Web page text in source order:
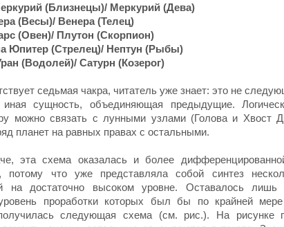
(Близнецы)/ Меркурий (Дева)
(Весы)/ Венера (Телец)
(Овен)/ Плутон (Скорпион)
Юпитер (Стрелец)/ Нептун (Рыбы)
(Водолей)/ Сатурн (Козерог)
седьмая чакра, читатель уже знает: это не
иная сущность, объединяющая предыдущие.
можно связать с лунными узлами (Голова и Хвост
планет на равных правах с остальными.
эта схема оказалась и более
потому что уже представляла собой синтез
на достаточно высоком уровне. Оставалось
проработки которых был бы по крайней
получилась следующая схема (см. рис.). На